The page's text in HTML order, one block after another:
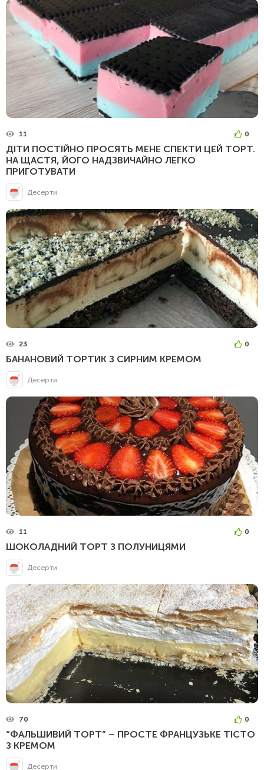
11 0
ДІТИ ПОСТІЙНО ПРОСЯТЬ МЕНЕ СПЕКТИ ЦЕЙ ТОРТ.
НА ЩАСТЯ, ЙОГО НАДЗВИЧАЙНО ЛЕГКО
ПРИГОТУВАТИ
Десерти
23 0
БАНАНОВИЙ ТОРТИК З СИРНИМ КРЕМОМ
Десерти
11 0
ШОКОЛАДНИЙ ТОРТ З ПОЛУНИЦЯМИ
Десерти
70 0
“ФАЛЬШИВИЙ ТОРТ” – ПРОСТЕ ФРАНЦУЗЬКЕ ТІСТО
З КРЕМОМ
Десерти